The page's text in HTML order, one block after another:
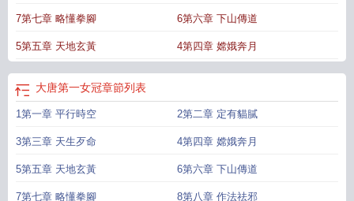
7第七章 略懂拳腳 6第六章 下山傳道
5第五章 天地玄黃 4第四章 嫦娥奔月
大唐第一女冠章節列表
1第一章 平行時空 2第二章 定有貓膩
3第三章 天生歹命 4第四章 嫦娥奔月
5第五章 天地玄黃 6第六章 下山傳道
7第七章 略懂拳腳 8第八章 作法祛邪